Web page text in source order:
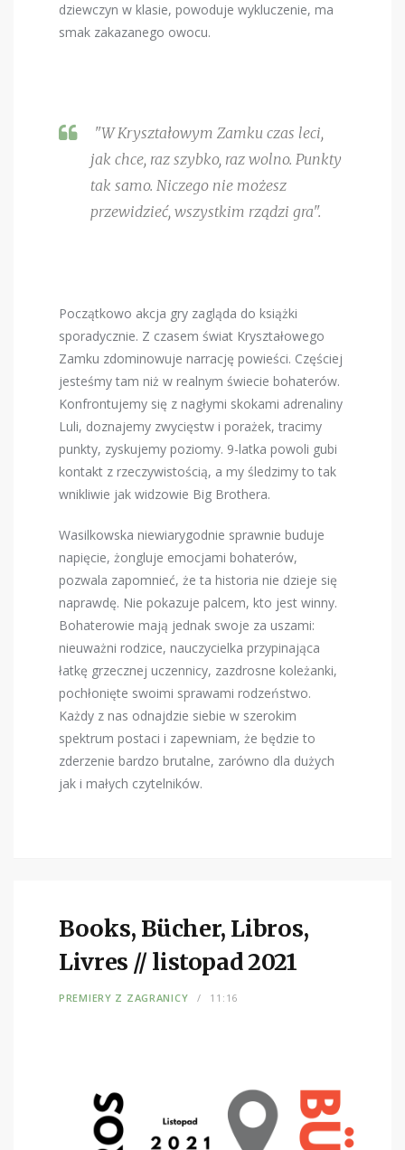
dziewczyn w klasie, powoduje wykluczenie, ma
smak zakazanego owocu.
"W Kryształowym Zamku czas leci,
jak chce, raz szybko, raz wolno. Punkty
tak samo. Niczego nie możesz
przewidzieć, wszystkim rządzi gra".
Początkowo akcja gry zagląda do książki
sporadycznie. Z czasem świat Kryształowego
Zamku zdominowuje narrację powieści. Częściej
jesteśmy tam niż w realnym świecie bohaterów.
Konfrontujemy się z nagłymi skokami adrenaliny
Luli, doznajemy zwycięstw i porażek, tracimy
punkty, zyskujemy poziomy. 9-latka powoli gubi
kontakt z rzeczywistością, a my śledzimy to tak
wnikliwie jak widzowie Big Brothera.
Wasilkowska niewiarygodnie sprawnie buduje
napięcie, żongluje emocjami bohaterów,
pozwala zapomnieć, że ta historia nie dzieje się
naprawdę. Nie pokazuje palcem, kto jest winny.
Bohaterowie mają jednak swoje za uszami:
nieuważni rodzice, nauczycielka przypinająca
łatkę grzecznej uczennicy, zazdrosne koleżanki,
pochłonięte swoimi sprawami rodzeństwo.
Każdy z nas odnajdzie siebie w szerokim
spektrum postaci i zapewniam, że będzie to
zderzenie bardzo brutalne, zarówno dla dużych
jak i małych czytelników.
Books, Bücher, Libros,
Livres // listopad 2021
PREMIERY Z ZAGRANICY 11:16